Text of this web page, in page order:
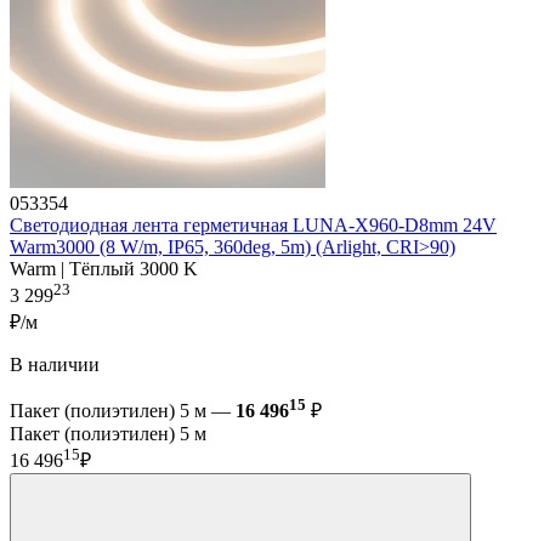
053354
Светодиодная лента герметичная LUNA-X960-D8mm 24V
Warm3000 (8 W/m, IP65, 360deg, 5m) (Arlight, CRI>90)
Warm | Тёплый 3000 K
3 29923
₽/м
В наличии
Пакет (полиэтилен) 5 м — 16 49615 ₽
Пакет (полиэтилен) 5 м
16 49615₽